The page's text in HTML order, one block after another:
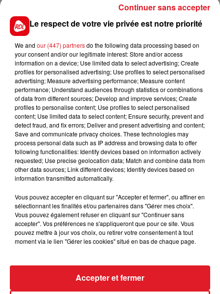
Ce constat permet une piqûre de rappel : il est
fortement conseillé de rester à bonne distance pour
respecter la sérénité des phoques et de les observer
à 150 mètres minimum, avec une paire de jumelles.
Tenez aussi les chiens en laisse. Les observateurs
intrusifs risquent jusqu’à 135 euros d’amende.
FIL D'ACTUS
15 juillet 2026
BÉTHUNE: ENQUÊTE POUR HOMICIDE
VOLONTAIRE EN COURS, APRÈS LA...
à des prostituées
Le respect de votre vie privée est notre priorité
We and our (447) partnersdo the following data processing based on
your consent and/or our legitimate interest: Store and/or access
information on a device; Use limited data to select advertising; Create
profiles for personalised advertising; Use profiles to select personalised
advertising; Measure advertising performance; Measure content
performance; Understand audiences through statistics or combinations
of data from different sources; Develop and improve services; Create
profiles to personalise content; Use profiles to select personalised
content; Use limited data to select content; Ensure security, prevent and
detect fraud, and fix errors; Deliver and present advertising and content;
Save and communicate privacy choices. These technologies may
process personal data such as IP address and browsing data to offer
following functionalities: Identify devices based on information actively
requested; Use precise geolocation data; Match and combine data from
other data sources; Link different devices; Identify devices based on
information transmitted automatically.
Vous pouvez accepter en cliquant sur "Accepter et fermer", ou affiner en
sélectionnant les finalités et/ou partenaires dans "Gérer mes choix".
Vous pouvez également refuser en cliquant sur "Continuer sans
accepter". Vos préférences ne s'appliqueront que pour ce site. Vous
pouvez mettre à jour vos choix, ou retirer votre consentement à tout
moment via le lien "Gérer les cookies" situé en bas de chaque page.
Accepter et fermer
Continuer sans accepter